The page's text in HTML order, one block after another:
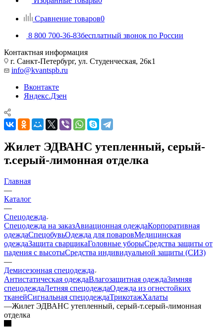
Сравнение товаров0
8 800 700-36-83бесплатный звонок по России
Контактная информация
г. Санкт-Петербург, ул. Студенческая, 26к1
info@kvantspb.ru
Вконтакте
Яндекс.Дзен
Жилет ЭДВАНС утепленный, серый-
т.серый-лимонная отделка
Главная
—
Каталог
—
Спецодежда
Спецодежда на заказАвиационная одеждаКорпоративная
одеждаСпецобувьОдежда для поваровМедицинская
одеждаЗащита сварщикаГоловные уборыСредства защиты от
падения с высотыСредства индивидуальной защиты (СИЗ)
—
Демисезонная спецодежда
Антистатическая одеждаВлагозащитная одеждаЗимняя
спецодеждаЛетняя спецодеждаОдежда из огнестойких
тканейСигнальная спецодеждаТрикотажХалаты
—Жилет ЭДВАНС утепленный, серый-т.серый-лимонная
отделка